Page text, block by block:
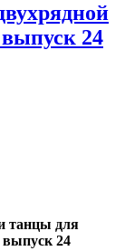
24
танцы для
выпуск 24